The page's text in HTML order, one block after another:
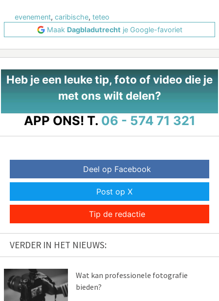
evenement, caribische, teteo
Maak Dagbladutrecht je Google-favoriet
Heb je een leuke tip, foto of video die je
met ons wilt delen?
APP ONS! T. 06 - 574 71 321
Deel op Facebook
Post op X
Tip de redactie
VERDER IN HET NIEUWS:
Wat kan professionele fotografie
bieden?